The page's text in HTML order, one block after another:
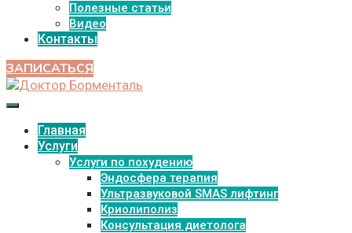
Полезные статьи
Видео
Контакты
ЗАПИСАТЬСЯ
Главная
Услуги
Услуги по похудению
Эндосфера терапия
Ультразвуковой SMAS лифтинг
Криолиполиз
Консультация диетолога